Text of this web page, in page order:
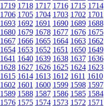
1719 1718 1717 1716 1715 1714
1706 1705 1704 1703 1702 1701
1693 1692 1691 1690 1689 1688
1680 1679 1678 1677 1676 1675
1667 1666 1665 1664 1663 1662
1654 1653 1652 1651 1650 1649
1641 1640 1639 1638 1637 1636
1628 1627 1626 1625 1624 1623
1615 1614 1613 1612 1611 1610
1602 1601 1600 1599 1598 1597
1589 1588 1587 1586 1585 1584
1576 1575 1574 1573 1572 1571